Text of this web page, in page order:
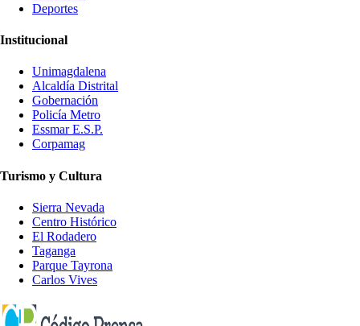
Deportes
Institucional
Unimagdalena
Alcaldía Distrital
Gobernación
Policía Metro
Essmar E.S.P.
Corpamag
Turismo y Cultura
Sierra Nevada
Centro Histórico
El Rodadero
Taganga
Parque Tayrona
Carlos Vives